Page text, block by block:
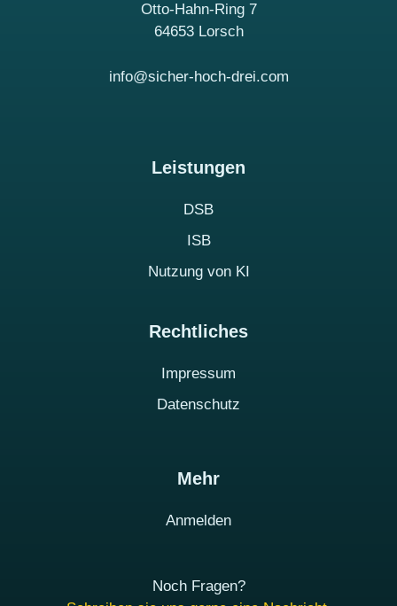
Leistungen
DSB
ISB
Nutzung von KI
Rechtliches
Impressum
Datenschutz
Mehr
Anmelden
Noch Fragen?
Otto-Hahn-Ring 7
64653 Lorsch
info@sicher-hoch-drei.com